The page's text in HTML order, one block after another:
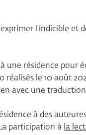
l’indicible et
une résidence pour
réalisés le 10 août
avec une
à des
participation à la